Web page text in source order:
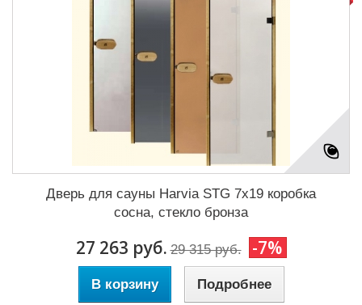
Дверь для сауны Harvia STG 7x19 коробка
сосна, стекло бронза
27 263 руб. 29 315 руб. -7%
В корзину Подробнее